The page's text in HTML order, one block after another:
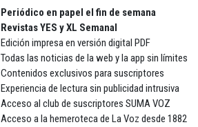
Periódico en papel el fin de semana
Revistas YES y XL Semanal
Edición impresa en versión digital PDF
Todas las noticias de la web y la app sin límites
Contenidos exclusivos para suscriptores
Experiencia de lectura sin publicidad intrusiva
Acceso al club de suscriptores SUMA VOZ
Acceso a la hemeroteca de La Voz desde 1882